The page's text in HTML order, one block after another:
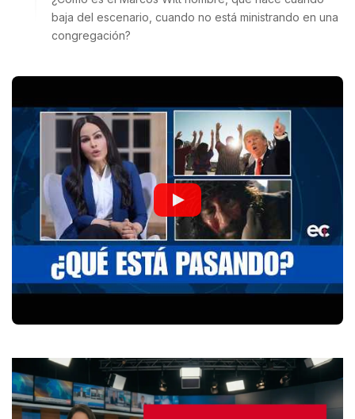
baja del escenario, cuando no está ministrando en una
congregación?